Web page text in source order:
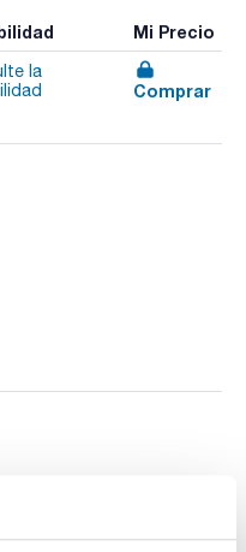
Mi Precio
la
Comprar
para